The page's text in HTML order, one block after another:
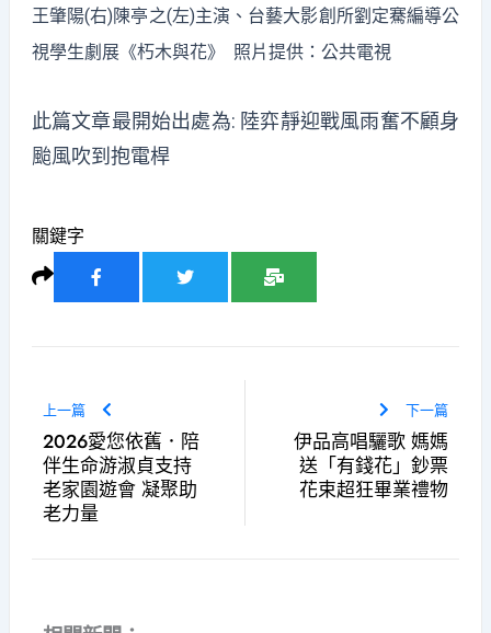
王肇陽(右)陳亭之(左)主演、台藝大影創所劉定騫編導公
視學生劇展《朽木與花》 照片提供：公共電視
此篇文章最開始出處為: 陸弈靜迎戰風雨奮不顧身
颱風吹到抱電桿
關鍵字
上一篇
2026愛您依舊．陪
伴生命游淑貞支持
老家園遊會 凝聚助
老力量
下一篇
伊品高唱驪歌 媽媽
送「有錢花」鈔票
花束超狂畢業禮物